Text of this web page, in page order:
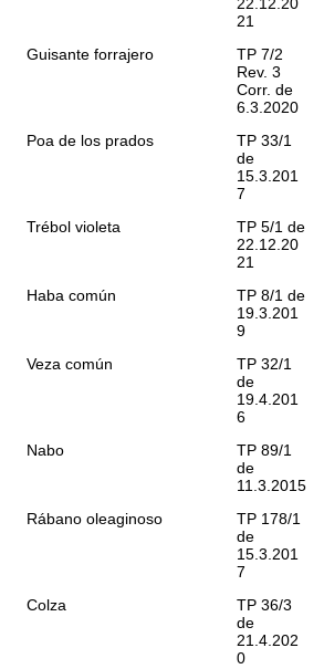
22.12.20
21
Guisante forrajero
TP 7/2
Rev. 3
Corr. de
6.3.2020
Poa de los prados
TP 33/1
de
15.3.201
7
Trébol violeta
TP 5/1 de
22.12.20
21
Haba común
TP 8/1 de
19.3.201
9
Veza común
TP 32/1
de
19.4.201
6
Nabo
TP 89/1
de
11.3.2015
Rábano oleaginoso
TP 178/1
de
15.3.201
7
Colza
TP 36/3
de
21.4.202
0